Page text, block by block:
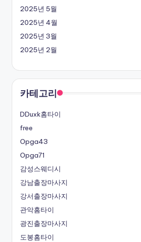
2025년 5월
2025년 4월
2025년 3월
2025년 2월
카테고리
DDuxk홈타이
free
Opga43
Opga71
감성스웨디시
강남출장마사지
강서출장마사지
관악홈타이
광진출장마사지
도봉홈타이